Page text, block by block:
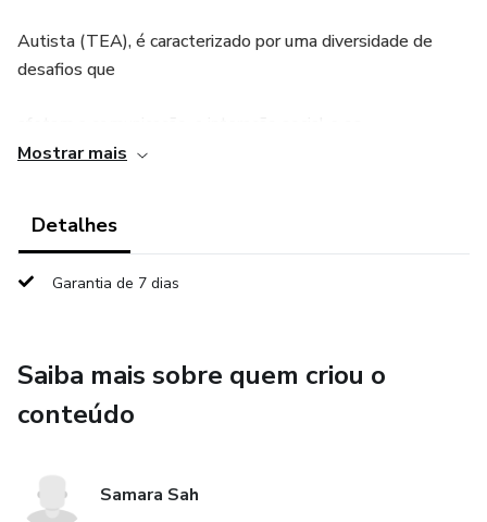
Autista (TEA), é caracterizado por uma diversidade de
desafios que
comportamentos, que
descrição clínica
Mostrar mais
Detalhes
Garantia de 7 dias
Saiba mais sobre quem criou o
conteúdo
Samara Sah